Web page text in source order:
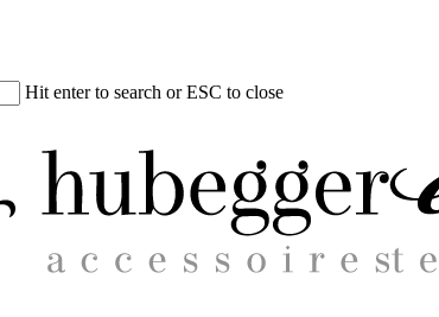
Hit enter to search or ESC to close